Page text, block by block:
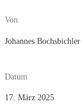
Von
Johannes Bochsbichler
Datum
17. März 2025